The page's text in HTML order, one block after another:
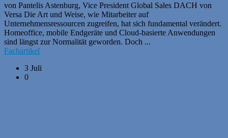
von Pantelis Astenburg, Vice President Global Sales DACH von
Versa Die Art und Weise, wie Mitarbeiter auf
Unternehmensressourcen zugreifen, hat sich fundamental verändert.
Homeoffice, mobile Endgeräte und Cloud-basierte Anwendungen
sind längst zur Normalität geworden. Doch ...
Fachartikel
3 Juli
0